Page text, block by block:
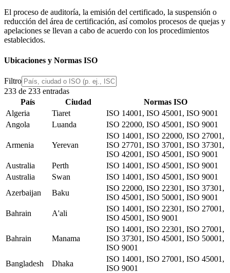
El proceso de auditoría, la emisión del certificado, la suspensión o
reducción del área de certificación, así comolos procesos de quejas y
apelaciones se llevan a cabo de acuerdo con los procedimientos
establecidos.
Ubicaciones y Normas ISO
Filtro
233 de 233 entradas
País
Ciudad
Normas ISO
Algeria
Tiaret
ISO 14001, ISO 45001, ISO 9001
Angola
Luanda ISO 22000, ISO 45001, ISO 9001
Armenia Yerevan
ISO 14001, ISO 22000, ISO 27001,
ISO 27701, ISO 37001, ISO 37301,
ISO 42001, ISO 45001, ISO 9001
Australia
Perth
ISO 14001, ISO 45001, ISO 9001
Australia
Swan
ISO 14001, ISO 45001, ISO 9001
Azerbaijan
Baku
ISO 22000, ISO 22301, ISO 37301,
ISO 45001, ISO 50001, ISO 9001
Bahrain
A'ali
ISO 14001, ISO 22301, ISO 27001,
ISO 45001, ISO 9001
Bahrain Manama
ISO 14001, ISO 22301, ISO 27001,
ISO 37301, ISO 45001, ISO 50001,
ISO 9001
Bangladesh
Dhaka
ISO 14001, ISO 27001, ISO 45001,
ISO 9001